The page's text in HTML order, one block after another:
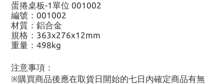
蛋捲桌板-1單位 001002
編號：001002
材質：鋁合金
規格：363x276x12mm
重量：498kg
注意事項：
※購買商品後應在取貨日開始的七日內確定商品有無